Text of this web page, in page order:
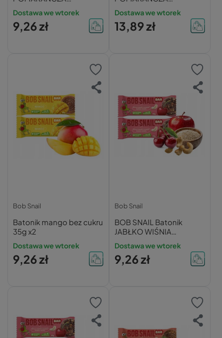
NERKOWCE QUINOA
Bez Dodatku Cukru 35g
x2
Dostawa we wtorek
9,26 zł
NERKOWCE QUINOA
Bez Dodatku Cukru 35g
x3
Dostawa we wtorek
13,89 zł
Bob Snail
Batonik mango bez cukru
35g x2
Dostawa we wtorek
9,26 zł
Bob Snail
BOB SNAIL Batonik
JABŁKO WIŚNIA
NERKOWCE QUINOA
Bez Dodatku Cukru 35g
x2
Dostawa we wtorek
9,26 zł